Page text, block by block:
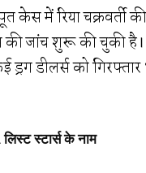
केस में रिया चक्रवर्ती
जांच शुरू की चुकी है।
ड्रग डीलर्स को
स्टार्स के नाम